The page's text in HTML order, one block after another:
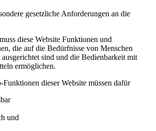
gesetzliche Anforderungen an die
diese Website Funktionen und
die auf die Bedürfnisse von Menschen
sind und die Bedienbarkeit mit
ermöglichen.
dieser Website müssen dafür
und